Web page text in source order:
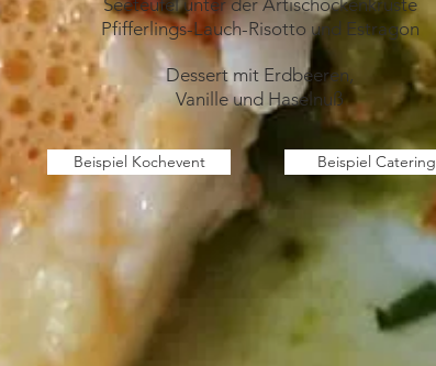
Seeteufel unter der Artischockenkruste
Pfifferlings-Lauch-Risotto und Estragon
Dessert mit Erdbeeren,
Vanille und Haselnuß
Beispiel Kochevent Beispiel Catering